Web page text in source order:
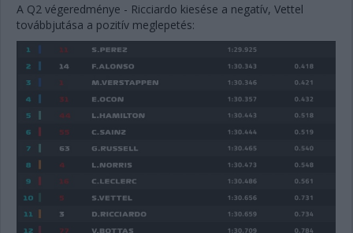
A Q2 végeredménye - Ricciardo kiesése a negatív, Vettel
továbbjutása a pozitív meglepetés: